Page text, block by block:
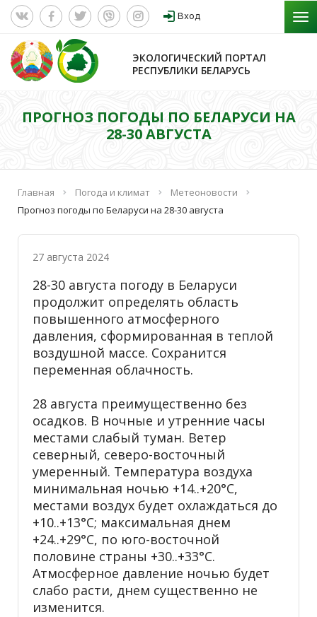
Вход
ЭКОЛОГИЧЕСКИЙ ПОРТАЛ
РЕСПУБЛИКИ БЕЛАРУСЬ
ПРОГНОЗ ПОГОДЫ ПО БЕЛАРУСИ НА
28-30 АВГУСТА
Главная Погода и климат
Метеоновости
Прогноз погоды по Беларуси на 28-30 августа
27 августа 2024
28-30 августа погоду в Беларуси
продолжит определять область
повышенного атмосферного
давления, сформированная в теплой
воздушной массе. Сохранится
переменная облачность.
28 августа преимущественно без
осадков. В ночные и утренние часы
местами слабый туман. Ветер
северный, северо-восточный
умеренный. Температура воздуха
минимальная ночью +14..+20°С,
местами воздух будет охлаждаться до
+10..+13°С; максимальная днем
+24..+29°С, по юго-восточной
половине страны +30..+33°С.
Атмосферное давление ночью будет
слабо расти, днем существенно не
изменится.